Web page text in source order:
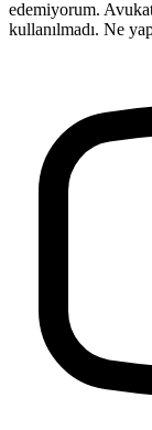
edemiyorum.
kullanılmadı. Ne